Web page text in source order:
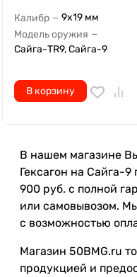
Калибр — 9x19 мм
Модель оружия —
Сайга-TR9, Сайга-9
В корзину
В нашем магазине
Гексагон на Сайга-9
900 руб. с полной
или самовывозом.
с возможностью
Магазин 50BMG.ru
продукцией и